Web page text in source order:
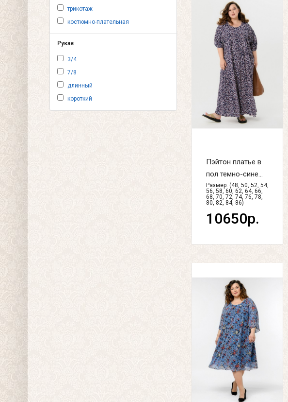
трикотаж
костюмно-плательная
Рукав
3/4
7/8
длинный
короткий
Пэйтон платье в
пол темно-сине...
Размер: (48, 50, 52, 54,
56, 58, 60, 62, 64, 66,
68, 70, 72, 74, 76, 78,
80, 82, 84, 86)
10650р.